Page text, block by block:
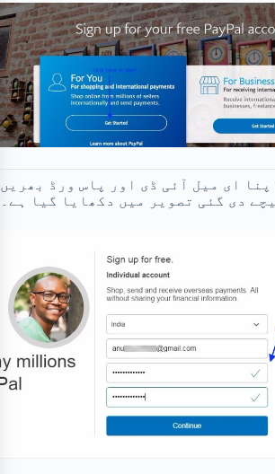
ای میل آئی ڈی اور پاس ورڈ بھریں
دی گئی تصویر میں دکھایا گیا ہے۔